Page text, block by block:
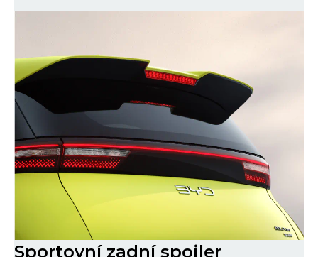
Sportovní zadní spoiler